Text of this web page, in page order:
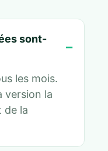
sont-
les mois.
version la
de la